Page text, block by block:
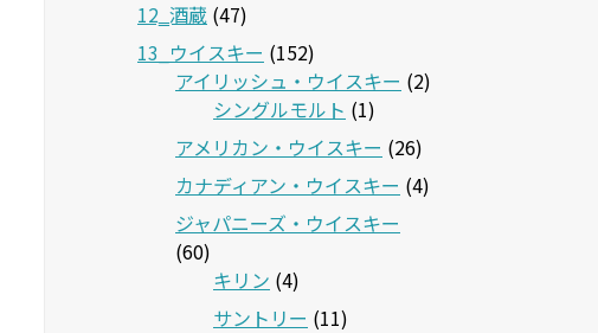
12‗酒蔵 (47)
13_ウイスキー (152)
アイリッシュ・ウイスキー (2)
シングルモルト (1)
アメリカン・ウイスキー (26)
カナディアン・ウイスキー (4)
ジャパニーズ・ウイスキー
(60)
キリン (4)
サントリー (11)